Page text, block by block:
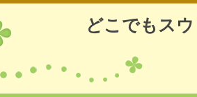
どこでもス